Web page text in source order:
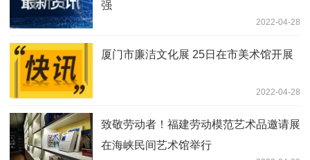
强
2022-04-28
厦门市廉洁文化展 25日在市美术馆开展
2022-04-28
致敬劳动者！福建劳动模范艺术品邀请展
在海峡民间艺术馆举行